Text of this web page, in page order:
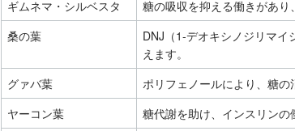
ギムネマ・シルベスタ
糖の吸収を抑える働きがあり
桑の葉
DNJ（1-デオキシノジリマイ
えます。
グァバ葉
ポリフェノールにより、糖の
ヤーコン葉
糖代謝を助け、インスリンの